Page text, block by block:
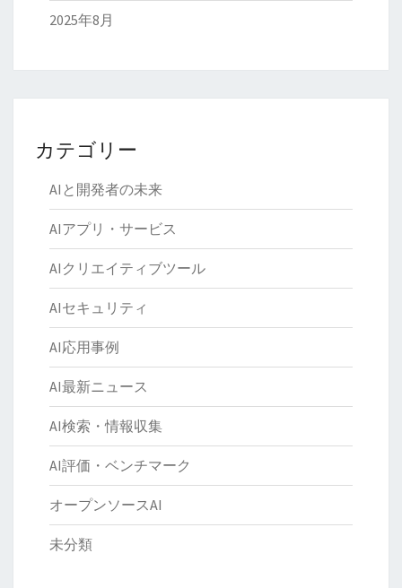
2025年8月
カテゴリー
AIと開発者の未来
AIアプリ・サービス
AIクリエイティブツール
AIセキュリティ
AI応用事例
AI最新ニュース
AI検索・情報収集
AI評価・ベンチマーク
オープンソースAI
未分類